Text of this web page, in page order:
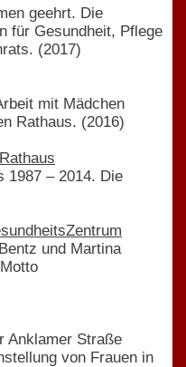
geehrt. Die
für Gesundheit, Pflege
(2017)
mit Mädchen
Rathaus. (2016)
1987 – 2014. Die
und Martina
Anklamer Straße
von Frauen in